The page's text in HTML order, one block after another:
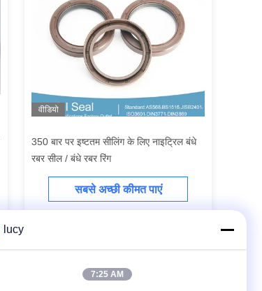
वीडियो
350 बार पर इष्टतम सीलिंग के लिए नाइट्रिल बंधे
रबर सील / बंधे रबर रिंग
सबसे अच्छी कीमत पाएं
lucy
7:25 AM